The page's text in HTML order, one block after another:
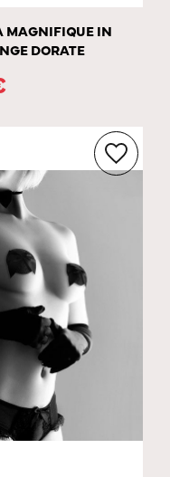
MAGNIFIQUE IN
DORATE